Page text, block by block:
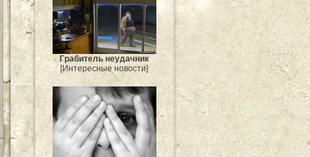
Грабитель неудачник
[Интересные новости]